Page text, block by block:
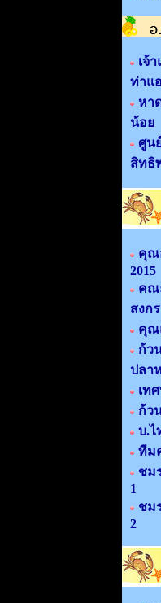
เจ้
ท่าแ
หา
น้อย
ศูน
สิทธิ
คุณ
2015
คณ
สงก
คุณ
ก้ว
ปลา
เท
ก้ว
บ.
ทีม
ชม
1
ชม
2